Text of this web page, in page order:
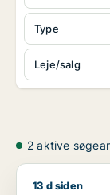
Type
Leje/salg
2 aktive
Cicilie søger
13 d siden